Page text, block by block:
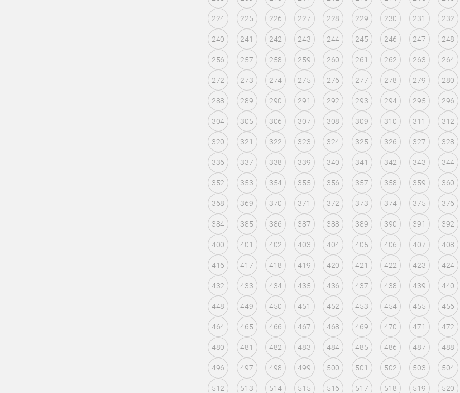
224 225 226 227 228 229 230 231 232
240 241 242 243 244 245 246 247 248
256 257 258 259 260 261 262 263 264
272 273 274 275 276 277 278 279 280
288 289 290 291 292 293 294 295 296
304 305 306 307 308 309 310 311 312
320 321 322 323 324 325 326 327 328
336 337 338 339 340 341 342 343 344
352 353 354 355 356 357 358 359 360
368 369 370 371 372 373 374 375 376
384 385 386 387 388 389 390 391 392
400 401 402 403 404 405 406 407 408
416 417 418 419 420 421 422 423 424
432 433 434 435 436 437 438 439 440
448 449 450 451 452 453 454 455 456
464 465 466 467 468 469 470 471 472
480 481 482 483 484 485 486 487 488
496 497 498 499 500 501 502 503 504
512 513 514 515 516 517 518 519 520